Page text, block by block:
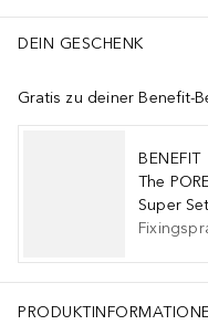
DEIN GESCHENK
Gratis zu deiner Benefit-
BENEFIT
The
Super